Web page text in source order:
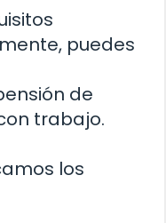
puedes
de
trabajo.
los